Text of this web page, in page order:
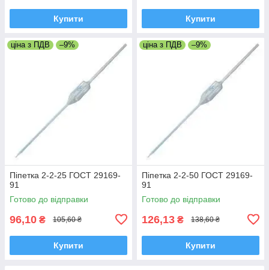
Купити Купити
ціна з ПДВ –9%
Піпетка 2-2-25 ГОСТ 29169-
91
Готово до відправки
96,10 ₴ 105,60 ₴
Купити
ціна з ПДВ –9%
Піпетка 2-2-50 ГОСТ 29169-
91
Готово до відправки
126,13 ₴ 138,60 ₴
Купити